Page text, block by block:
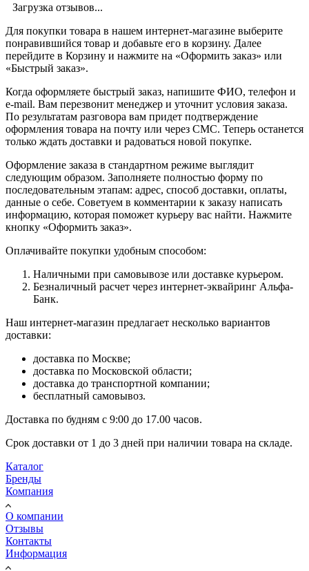
Загрузка отзывов...
Для покупки товара в нашем интернет-магазине выберите
понравившийся товар и добавьте его в корзину. Далее
перейдите в Корзину и нажмите на «Оформить заказ» или
«Быстрый заказ».
Когда оформляете быстрый заказ, напишите ФИО, телефон и
e-mail. Вам перезвонит менеджер и уточнит условия заказа.
По результатам разговора вам придет подтверждение
оформления товара на почту или через СМС. Теперь останется
только ждать доставки и радоваться новой покупке.
Оформление заказа в стандартном режиме выглядит
следующим образом. Заполняете полностью форму по
последовательным этапам: адрес, способ доставки, оплаты,
данные о себе. Советуем в комментарии к заказу написать
информацию, которая поможет курьеру вас найти. Нажмите
кнопку «Оформить заказ».
Оплачивайте покупки удобным способом:
Наличными при самовывозе или доставке курьером.
Безналичный расчет через интернет-эквайринг Альфа-
Банк.
Наш интернет-магазин предлагает несколько вариантов
доставки:
доставка по Москве;
доставка по Московской области;
доставка до транспортной компании;
бесплатный самовывоз.
Доставка по будням с 9:00 до 17.00 часов.
Срок доставки от 1 до 3 дней при наличии товара на складе.
Каталог
Бренды
Компания
О компании
Отзывы
Контакты
Информация